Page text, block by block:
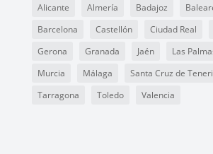
Alicante Almería Badajoz
Barcelona
Castellón Ciudad Real
Gerona
Granada Jaén Las
Murcia
Málaga Santa Cruz de
Tarragona
Toledo Valencia